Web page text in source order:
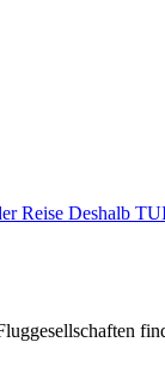
Reise Deshalb